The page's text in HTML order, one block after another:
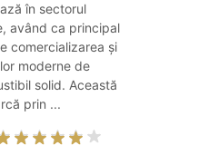
în sectorul
având ca principal
comercializarea și
moderne de
solid. Această
prin ...